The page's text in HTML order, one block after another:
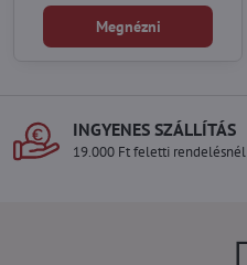
Megnézni
INGYENES SZÁLLÍTÁS
19.000 Ft feletti rendelésnél